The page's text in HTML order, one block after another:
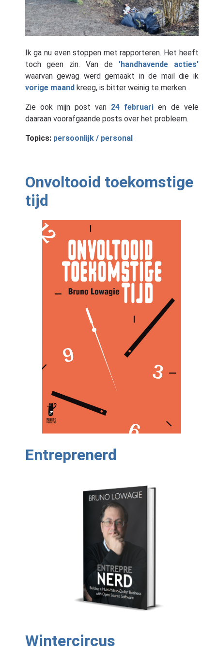
Ik ga nu even stoppen met rapporteren. Het heeft
toch geen zin. Van de 'handhavende acties'
waarvan gewag werd gemaakt in de mail die ik
vorige maandkreeg, is bitter weinig te merken.
Zie ook mijn post van 24 februari en de vele
daaraan voorafgaande posts over het probleem.
Topics: persoonlijk / personal
Onvoltooid toekomstige
tijd
Entreprenerd
Wintercircus